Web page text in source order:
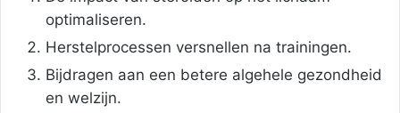
optimaliseren.
Herstelprocessen versnellen na trainingen.
Bijdragen aan een betere algehele gezondheid
en welzijn.